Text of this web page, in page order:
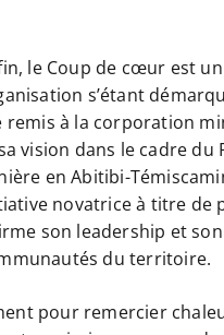
le Coup de cœur est
s’étant
remis à la corporation
vision dans le cadre du
en Abitibi-
novatrice à titre de
son leadership et
du territoire.
pour remercier